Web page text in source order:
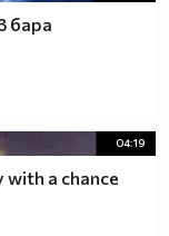
бара
04:19
with a chance